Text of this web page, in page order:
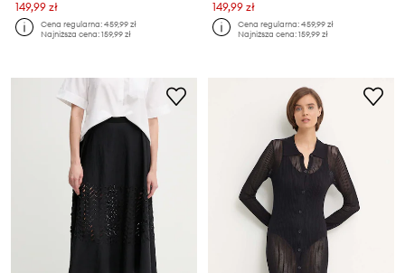
149,99 zł
Cena regularna:459,99 zł
Najniższa cena:159,99 zł
149,99 zł
Cena regularna:459,99 zł
Najniższa cena:159,99 zł